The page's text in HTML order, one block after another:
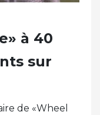
à 40
sur
de «Wheel